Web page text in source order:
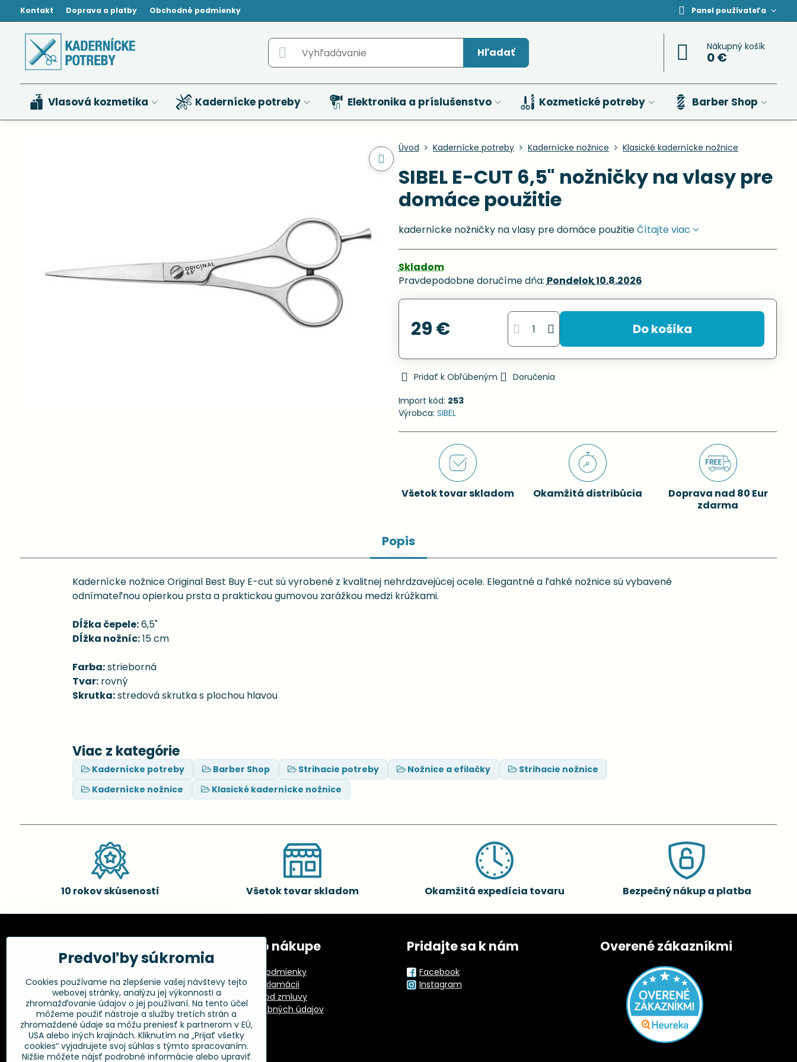
Kontakt Doprava a platby Obchodné podmienky Panel používateľa
Hľadať Nákupný košík
0 €
Vlasová kozmetika Kadernícke potreby Elektronika a príslušenstvo Kozmetické potreby Barber Shop
Úvod Kadernícke potreby Kadernícke nožnice Klasické kadernícke nožnice
SIBEL E-CUT 6,5" nožničky na vlasy pre
domáce použitie
kadernícke nožničky na vlasy pre domáce použitieČítajte viac
Skladom
Pravdepodobne doručíme dňa:Pondelok10.8.2026
29 € Do košíka
Pridať k Obľúbeným
Doručenia
Import kód: 253
Výrobca: SIBEL
Všetok tovar skladom Okamžitá distribúcia
Doprava nad 80 Eur
zdarma
Popis
Kadernícke nožnice Original Best Buy E-cut sú vyrobené z kvalitnej nehrdzavejúcej ocele. Elegantné a ľahké nožnice sú vybavené
odnímateľnou opierkou prsta a praktickou gumovou zarážkou medzi krúžkami.
Dĺžka čepele:6,5"
Dĺžka nožníc:15 cm
Farba:strieborná
Tvar:rovný
Skrutka:stredová skrutka s plochou hlavou
Viac z kategórie
Kadernícke potreby Barber Shop Strihacie potreby Nožnice a efilačky
Strihacie nožnice
Kadernícke nožnice
Klasické kadernícke nožnice
10 rokov skúseností Všetok tovar skladom Okamžitá expedícia tovaru Bezpečný nákup a platba
Kadernícke potreby, s.r.o.
Fakturačné údaje:
Kadernícke potreby, s.r.o.
Klincová 37
821 08 Bratislava
+421 948 014 333
Všetko o nákupe
Obchodné podmienky
Postup pri reklamácii
Odstúpenie od zmluvy
Ochrana osobných údajov
GPSR
Pridajte sa k nám
Facebook
Instagram
Overené zákazníkmi
Predvoľby súkromia
Cookies používame na zlepšenie vašej návštevy tejto
webovej stránky, analýzu jej výkonnosti a
zhromažďovanie údajov o jej používaní. Na tento účel
môžeme použiť nástroje a služby tretích strán a
zhromaždené údaje sa môžu preniesť k partnerom v EÚ,
USA alebo iných krajinách. Kliknutím na „Prijať všetky
cookies“ vyjadrujete svoj súhlas s týmto spracovaním.
Nižšie môžete nájsť podrobné informácie alebo upraviť